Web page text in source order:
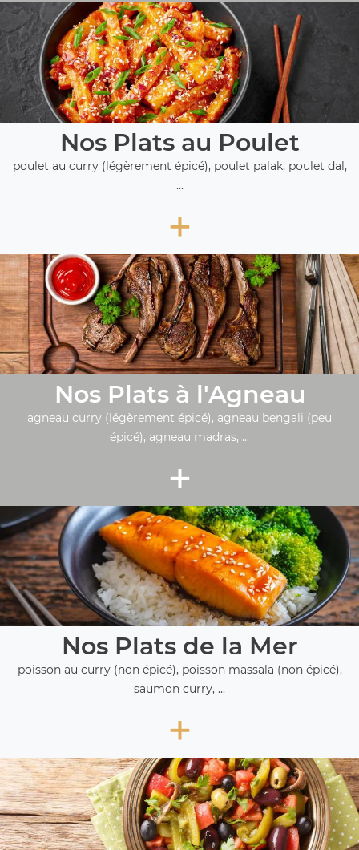
Nos Plats au Poulet
poulet au curry (légèrement épicé), poulet palak, poulet dal,
...
+
Nos Plats à l'Agneau
agneau curry (légèrement épicé), agneau bengali (peu
épicé), agneau madras, ...
+
Nos Plats de la Mer
poisson au curry (non épicé), poisson massala (non épicé),
saumon curry, ...
+